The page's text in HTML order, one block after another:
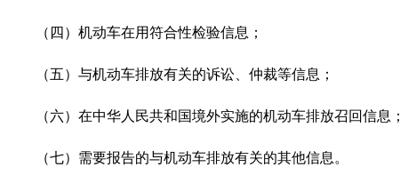
（四）机动车在用符合性检验信息；
（五）与机动车排放有关的诉讼、仲裁等信息；
（六）在中华人民共和国境外实施的机动车排放召回信息；
（七）需要报告的与机动车排放有关的其他信息。